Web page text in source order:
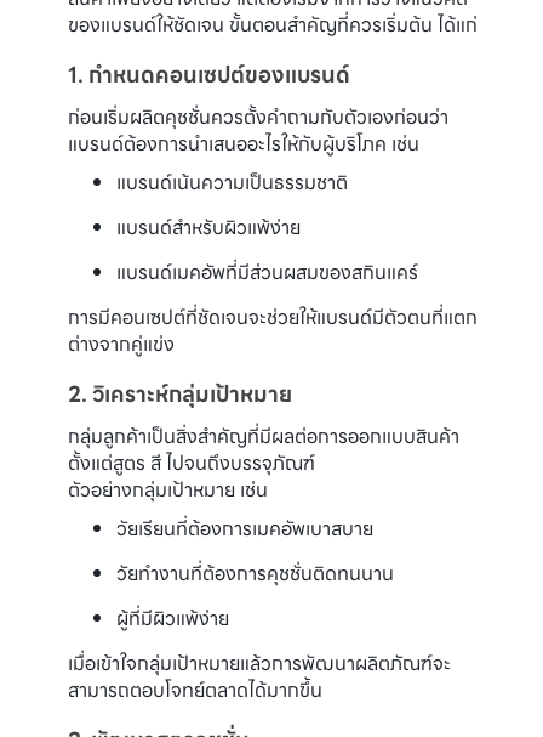
ของแบรนด์ให้ชัดเจน ขั้นตอนสำคัญที่ควรเริ่มต้น ได้แก่
1. กำหนดคอนเซปต์ของแบรนด์
ก่อนเริ่มผลิตคุชชั่นควรตั้งคำถามกับตัวเองก่อนว่า
แบรนด์ต้องการนำเสนออะไรให้กับผู้บริโภค เช่น
แบรนด์เน้นความเป็นธรรมชาติ
แบรนด์สำหรับผิวแพ้ง่าย
แบรนด์เมคอัพที่มีส่วนผสมของสกินแคร์
การมีคอนเซปต์ที่ชัดเจนจะช่วยให้แบรนด์มีตัวตนที่แตก
ต่างจากคู่แข่ง
2. วิเคราะห์กลุ่มเป้าหมาย
กลุ่มลูกค้าเป็นสิ่งสำคัญที่มีผลต่อการออกแบบสินค้า
ตั้งแต่สูตร สี ไปจนถึงบรรจุภัณฑ์
ตัวอย่างกลุ่มเป้าหมาย เช่น
วัยเรียนที่ต้องการเมคอัพเบาสบาย
วัยทำงานที่ต้องการคุชชั่นติดทนนาน
ผู้ที่มีผิวแพ้ง่าย
เมื่อเข้าใจกลุ่มเป้าหมายแล้วการพัฒนาผลิตภัณฑ์จะ
สามารถตอบโจทย์ตลาดได้มากขึ้น